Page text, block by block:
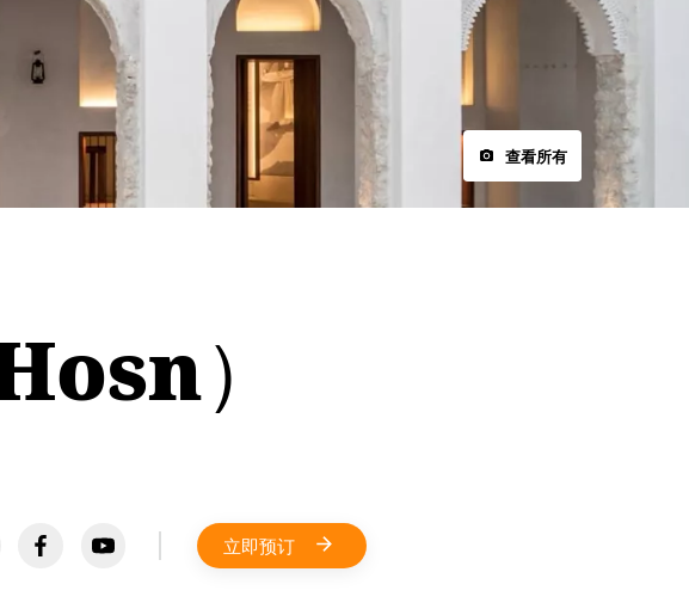
查看所有
）
立即预订